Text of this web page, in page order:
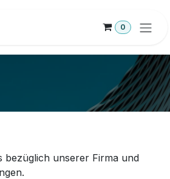
0
bezüglich unserer Firma und